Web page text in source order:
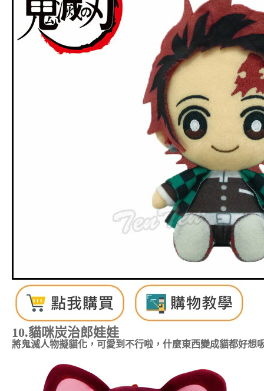
10.貓咪炭治郎娃娃
將鬼滅人物擬貓化，可愛到不行啦，什麼東西變成貓都好想